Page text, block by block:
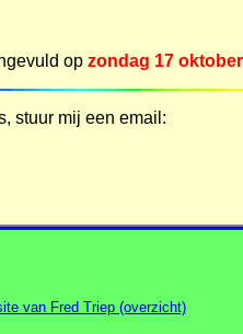
op zondag 17
stuur mij een email:
van Fred Triep (overzicht)